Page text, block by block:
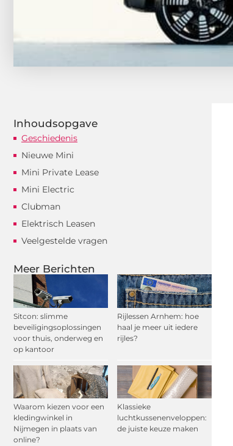
Inhoudsopgave
Geschiedenis
Nieuwe Mini
Mini Private Lease
Mini Electric
Clubman
Elektrisch Leasen
Veelgestelde vragen
Meer Berichten
Sitcon: slimme
beveiligingsoplossingen
voor thuis, onderweg en
op kantoor
Rijlessen Arnhem: hoe
haal je meer uit iedere
rijles?
Waarom kiezen voor een
kledingwinkel in
Nijmegen in plaats van
online?
Klassieke
luchtkussenenveloppen:
de juiste keuze maken